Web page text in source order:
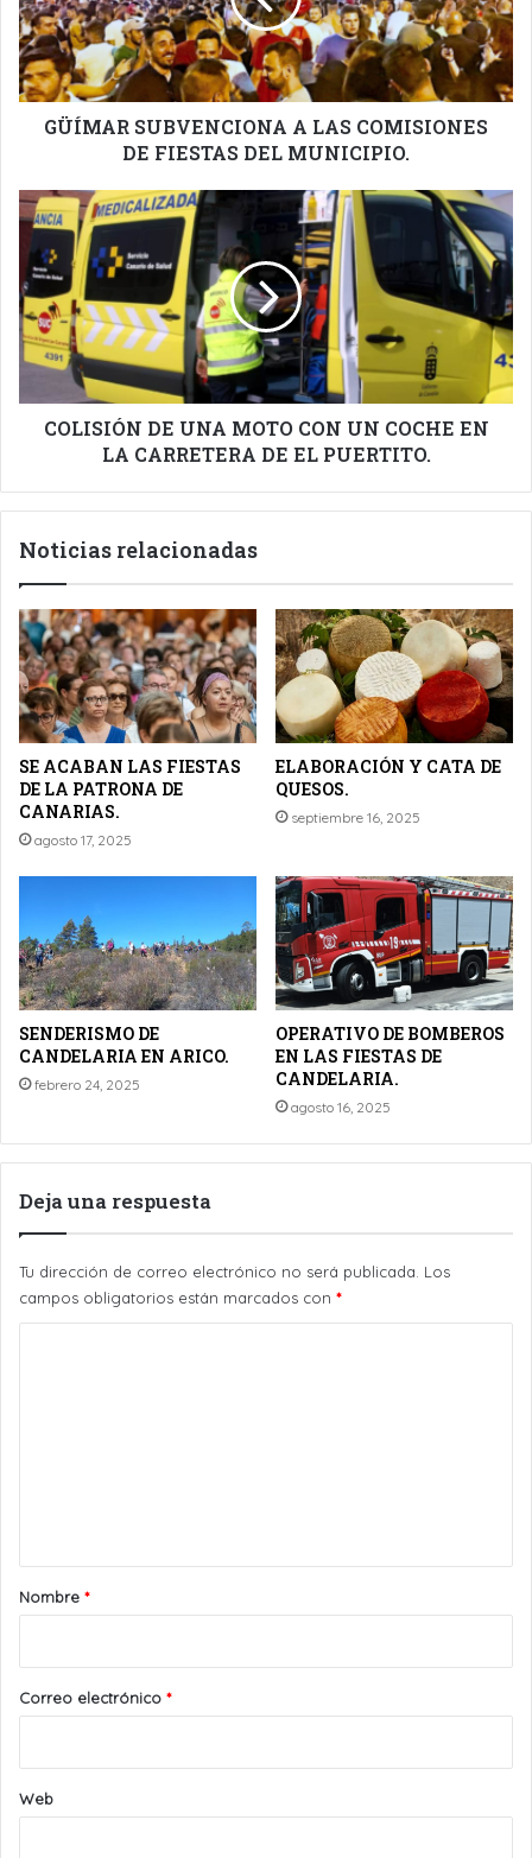
DE
FIESTAS
DEL
MUNICIPIO.
GÜÍMAR SUBVENCIONA A LAS COMISIONES
DE FIESTAS DEL MUNICIPIO.
COLISIÓN
DE
UNA
MOTO
CON
UN
COCHE
LA
CARRETERA
COLISIÓN DE UNA MOTO CON UN COCHE EN
LA CARRETERA DE EL PUERTITO.
Noticias relacionadas
SE ACABAN LAS FIESTAS
DE LA PATRONA DE
CANARIAS.
agosto 17, 2025
ELABORACIÓN Y CATA DE
QUESOS.
septiembre 16, 2025
SENDERISMO DE
CANDELARIA EN ARICO.
febrero 24, 2025
OPERATIVO DE BOMBEROS
EN LAS FIESTAS DE
CANDELARIA.
agosto 16, 2025
Deja una respuesta
Tu dirección de correo electrónico no será publicada. Los
campos obligatorios están marcados con *
r
*
Nombre *
Correo electrónico *
Web